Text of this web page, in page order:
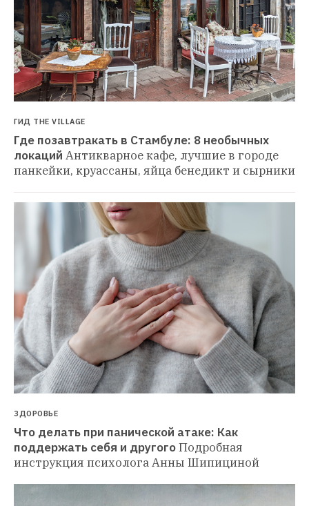
ГИД THE VILLAGE
Где позавтракать в Стамбуле: 8 необычных
локаций Антикварное кафе, лучшие в городе
панкейки, круассаны, яйца бенедикт и сырники
ЗДОРОВЬЕ
Что делать при панической атаке: Как
поддержать себя и другогоПодробная
инструкция психолога Анны Шипициной